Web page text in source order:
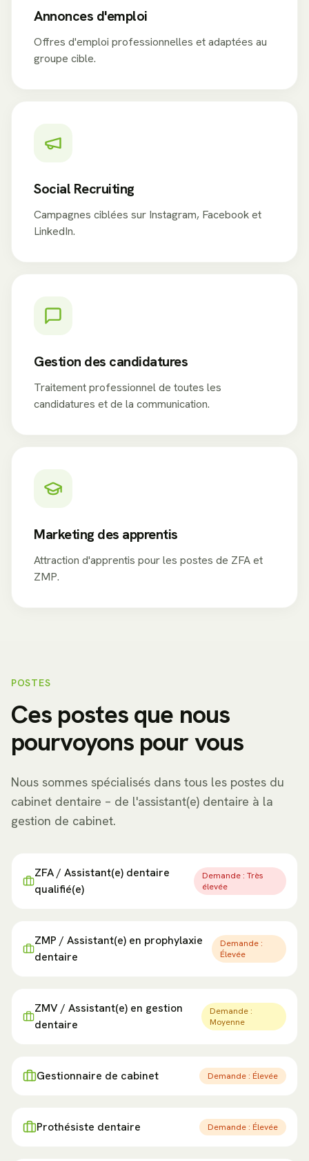
Annonces d'emploi
Offres d'emploi professionnelles et adaptées au
groupe cible.
Social Recruiting
Campagnes ciblées sur Instagram, Facebook et
LinkedIn.
Gestion des candidatures
Traitement professionnel de toutes les
candidatures et de la communication.
Marketing des apprentis
Attraction d'apprentis pour les postes de ZFA et
ZMP.
POSTES
Ces postes que nous
pourvoyons pour vous
Nous sommes spécialisés dans tous les postes du
cabinet dentaire – de l'assistant(e) dentaire à la
gestion de cabinet.
ZFA / Assistant(e) dentaire
qualifié(e)
Demande : Très
élevée
ZMP / Assistant(e) en prophylaxie
dentaire
Demande :
Élevée
ZMV / Assistant(e) en gestion
dentaire
Demande :
Moyenne
Gestionnaire de cabinet Demande : Élevée
Prothésiste dentaire Demande : Élevée